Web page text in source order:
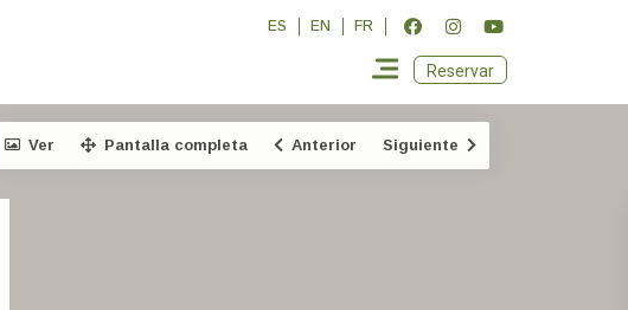
ES EN FR
Reservar
Ver Pantalla completa Anterior Siguiente